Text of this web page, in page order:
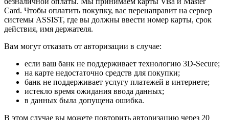
Card. Чтобы оплатить покупку, вас перенаправит на сервер
системы ASSIST, где вы должны ввести номер карты, срок
действия, имя держателя.
Вам могут отказать от авторизации в случае:
если ваш банк не поддерживает технологию 3D-Secure;
на карте недостаточно средств для покупки;
банк не поддерживает услугу платежей в интернете;
истекло время ожидания ввода данных;
в данных была допущена ошибка.
В этом случае вы можете повторить авторизацию через 20